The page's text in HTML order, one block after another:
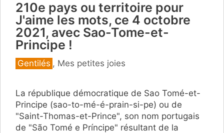
210e pays ou territoire pour
J'aime les mots, ce 4 octobre
2021, avec Sao-Tome-et-
Principe !
Catégories
Gentilés , Mes petites joies
La république démocratique de Sao Tomé-et-
Principe (sao-to-mé-é-prain-si-pe) ou de
"Saint-Thomas-et-Prince", son nom portugais
de "São Tomé e Príncipe" résultant de la